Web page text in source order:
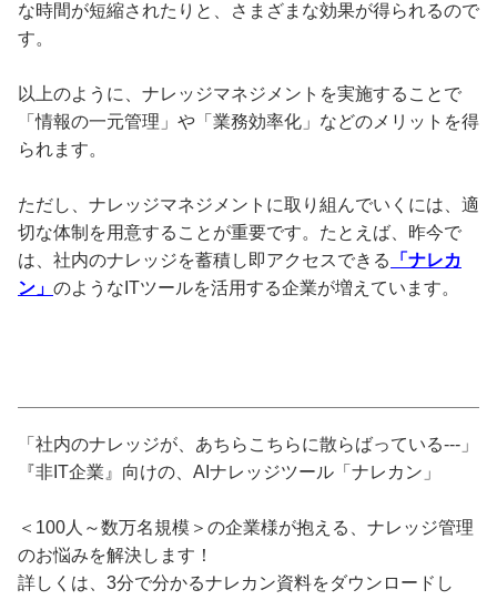
な時間が短縮されたりと、さまざまな効果が得られるので
す。
以上のように、ナレッジマネジメントを実施することで
「情報の一元管理」や「業務効率化」などのメリットを得
られます。
ただし、ナレッジマネジメントに取り組んでいくには、適
切な体制を用意することが重要です。たとえば、昨今で
は、社内のナレッジを蓄積し即アクセスできる
「ナレカ
ン」 のようなITツールを活用する企業が増えています。
「社内のナレッジが、あちらこちらに散らばっている---」
『非IT企業』向けの、AIナレッジツール「ナレカン」
＜100人～数万名規模＞の企業様が抱える、ナレッジ管理
のお悩みを解決します！
詳しくは、3分で分かるナレカン資料をダウンロードし